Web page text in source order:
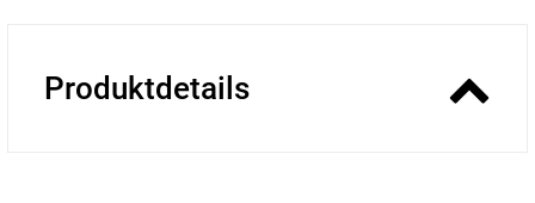
Produktdetails